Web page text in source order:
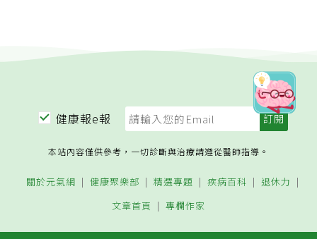
健康報e報
本站內容僅供參考，一切診斷與治療請遵從醫師指導。
關於元氣網 健康聚樂部 精選專題 疾病百科
退休力
文章首頁
專欄作家